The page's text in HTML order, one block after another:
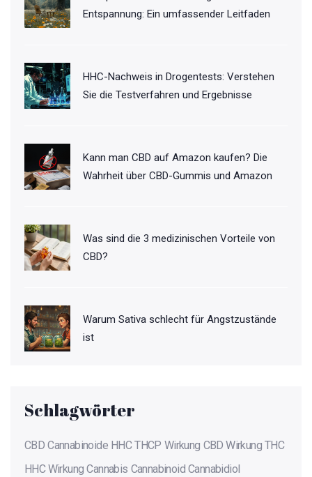
Entspannung: Ein umfassender Leitfaden
HHC-Nachweis in Drogentests: Verstehen
Sie die Testverfahren und Ergebnisse
Kann man CBD auf Amazon kaufen? Die
Wahrheit über CBD-Gummis und Amazon
Was sind die 3 medizinischen Vorteile von
CBD?
Warum Sativa schlecht für Angstzustände
ist
Schlagwörter
CBD Cannabinoide HHC THCP Wirkung CBD Wirkung THC
HHC Wirkung Cannabis Cannabinoid Cannabidiol